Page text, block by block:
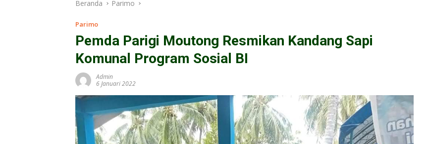
Beranda Parimo
Parimo
Pemda Parigi Moutong Resmikan Kandang Sapi
Komunal Program Sosial BI
Admin
6 Januari 2022